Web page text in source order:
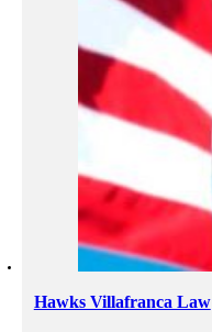
Hawks Villafranca Law